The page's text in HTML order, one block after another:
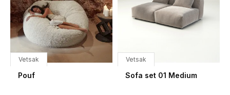
Vetsak
Pouf
Vetsak
Sofa set 01 Medium